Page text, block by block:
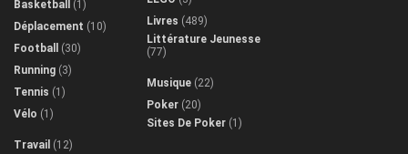
Basketball
(1)
Déplacement (10)
Football
(30)
Running (3)
Tennis (1)
Vélo (1)
Travail (12)
Livres (489)
Littérature Jeunesse
(77)
Musique (22)
Poker (20)
Sites De Poker (1)